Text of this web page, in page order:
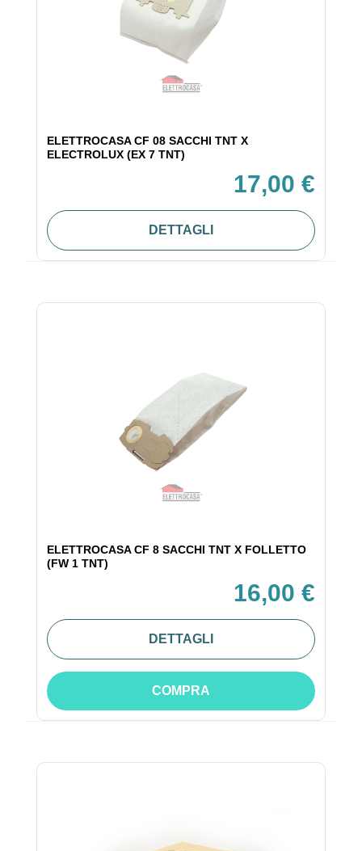
ELETTROCASA CF 08 SACCHI TNT X
ELECTROLUX (EX 7 TNT)
17,00 €
DETTAGLI
ELETTROCASA CF 8 SACCHI TNT X FOLLETTO
(FW 1 TNT)
16,00 €
DETTAGLI
COMPRA